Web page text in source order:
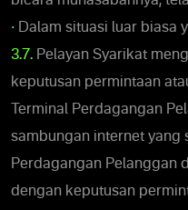
• Dalam situasi luar biasa
3.7. Pelayan Syarikat
keputusan permintaan
Terminal Perdagangan
sambungan internet yang
Perdagangan Pelanggan
dengan keputusan